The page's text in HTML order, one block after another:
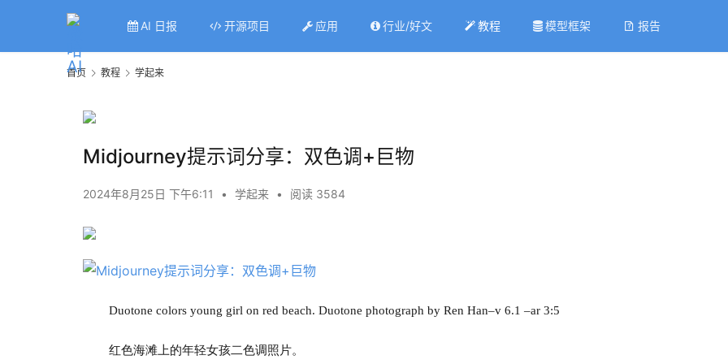
AI 日报 开源项目 应用 行业/好文 教程 模型框架 报告
首页 教程 学起来
Midjourney提示词分享：双色调+巨物
2024年8月25日 下午6:11 • 学起来 • 阅读 3584
Duotone colors young girl on red beach. Duotone photograph by Ren Han–v 6.1 –ar 3:5
红色海滩上的年轻女孩二色调照片。